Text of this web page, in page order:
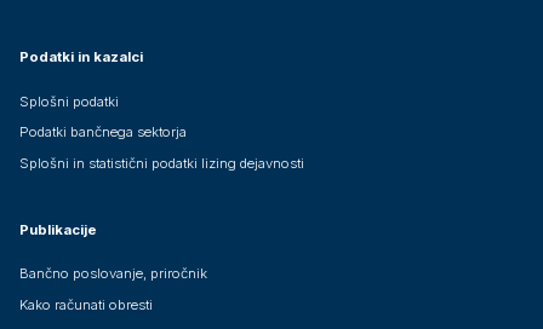
Podatki in kazalci
Splošni podatki
Podatki bančnega sektorja
Splošni in statistični podatki lizing dejavnosti
Publikacije
Bančno poslovanje, priročnik
Kako računati obresti